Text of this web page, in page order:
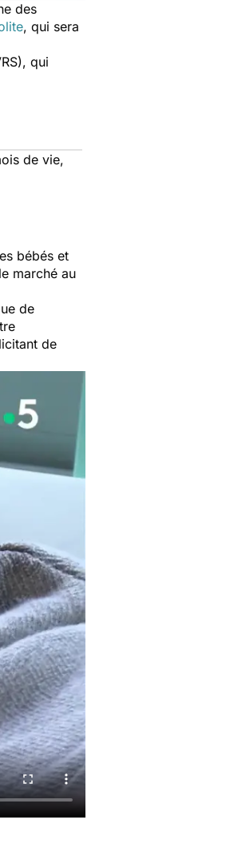
des
, qui sera
qui
de vie,
bébés et
marché au
de
de